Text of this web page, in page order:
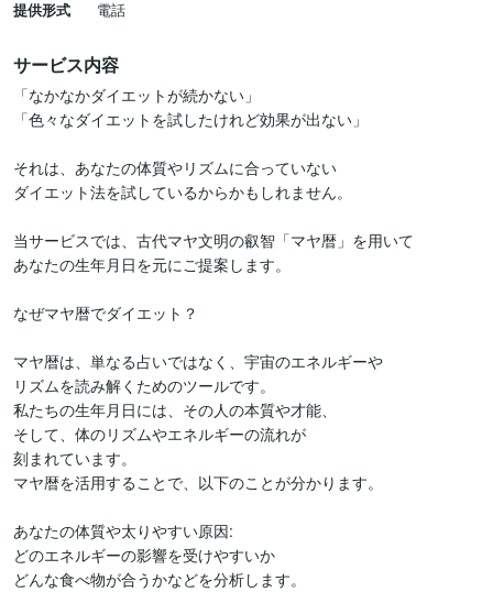
提供形式 電話
サービス内容
「なかなかダイエットが続かない」
「色々なダイエットを試したけれど効果が出ない」
それは、あなたの体質やリズムに合っていない
ダイエット法を試しているからかもしれません。
当サービスでは、古代マヤ文明の叡智「マヤ暦」を用いて
あなたの生年月日を元にご提案します。
なぜマヤ暦でダイエット？
マヤ暦は、単なる占いではなく、宇宙のエネルギーや
リズムを読み解くためのツールです。
私たちの生年月日には、その人の本質や才能、
そして、体のリズムやエネルギーの流れが
刻まれています。
マヤ暦を活用することで、以下のことが分かります。
あなたの体質や太りやすい原因:
どのエネルギーの影響を受けやすいか
どんな食べ物が合うかなどを分析します。